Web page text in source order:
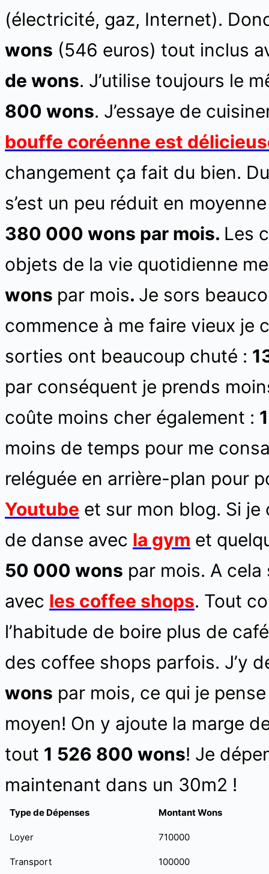
(électricité, gaz, Internet).
wons (546 euros) tout inclus
de wons. J’utilise toujours le
800 wons. J’essaye de
bouffe coréenne est
changement ça fait du bien.
s’est un peu réduit en
380 000 wons par mois. Les
objets de la vie quotidienne
wons par mois. Je sors
commence à me faire vieux je
sorties ont beaucoup chuté :
par conséquent je prends
coûte moins cher également :
moins de temps pour me
reléguée en arrière-plan pour
Youtube et sur mon blog. Si
de danse avec la gym et
50 000 wons par mois. A cela
avec les coffee shops. Tout
l’habitude de boire plus de
des coffee shops parfois. J’y
wons par mois, ce qui je
moyen! On y ajoute la marge
tout 1 526 800 wons! Je
maintenant dans un 30m2 !
Type de Dépenses Montant Wons
Loyer 710000
Transport 100000